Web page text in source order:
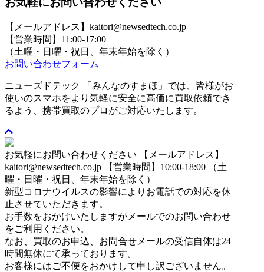
【メールアドレス】kaitori@newsedtech.co.jp
【営業時間】11:00-17:00
（土曜・日曜・祝日、年末年始を除く）
お問い合わせフォーム
ニューズドテック 「みんなのすまほ」では、皆様がお
使いのスマホをより気軽に安全に高価に買取依頼でき
るよう、携帯買取のプロがご対応いたします。
お気軽にお問い合わせください
【メールアドレス】
kaitori@newsedtech.co.jp
【営業時間】10:00-18:00 （土
曜・日曜・祝日、年末年始を除く）
新型コロナウイルスの影響によりお電話での対応を休
止させていただきます。
お手数をおかけいたしますがメールでのお問い合わせ
をご利用ください。
なお、買取のお申込、お問合せメールの受信自体は24
時間無休にて承っております。
お客様にはご不便をおかけして申し訳ございません。